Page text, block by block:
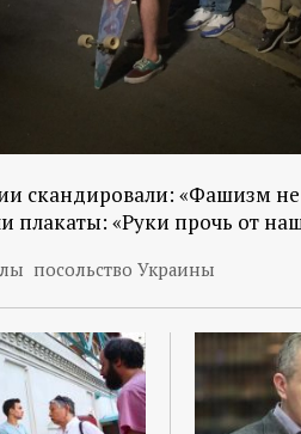
скандировали: «Фашизм
плакаты: «Руки прочь от
посольство Украины